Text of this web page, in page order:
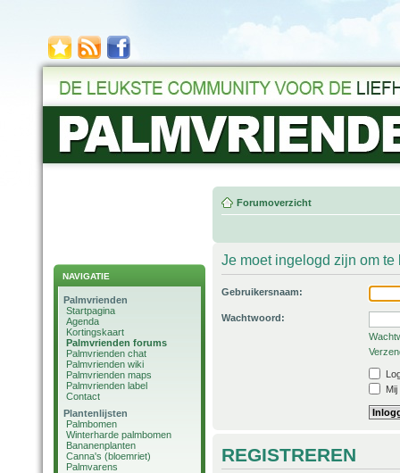
NAVIGATIE
Palmvrienden
Startpagina
Agenda
Kortingskaart
Palmvrienden forums
Palmvrienden chat
Palmvrienden wiki
Palmvrienden maps
Palmvrienden label
Contact
Plantenlijsten
Palmbomen
Winterharde palmbomen
Bananenplanten
Canna's (bloemriet)
Palmvarens
Forumoverzicht
Je moet ingelogd zijn om
Gebruikersnaam:
Wachtwoord:
REGISTREREN